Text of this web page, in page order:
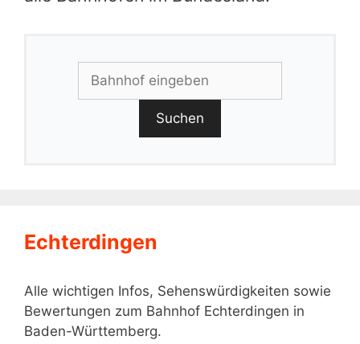
Suchen
Echterdingen
Alle wichtigen Infos, Sehenswürdigkeiten sowie
Bewertungen zum Bahnhof Echterdingen in
Baden-Württemberg.